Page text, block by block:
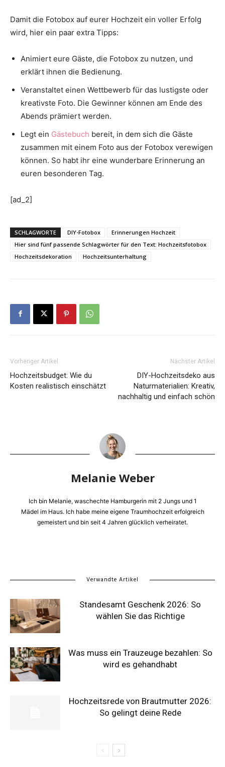
Damit die Fotobox auf eurer Hochzeit ein voller Erfolg
wird, hier ein paar extra Tipps:
Animiert eure Gäste, die Fotobox zu nutzen, und
erklärt ihnen die Bedienung.
Veranstaltet einen Wettbewerb für das lustigste oder
kreativste Foto. Die Gewinner können am Ende des
Abends prämiert werden.
Legt ein Gästebuch bereit, in dem sich die Gäste
zusammen mit einem Foto aus der Fotobox verewigen
können. So habt ihr eine wunderbare Erinnerung an
euren besonderen Tag.
[ad_2]
SCHLAGWORTE DIY-Fotobox
Erinnerungen Hochzeit
Hier sind fünf passende Schlagwörter für den Text: Hochzeitsfotobox
Hochzeitsdekoration
Hochzeitsunterhaltung
Vorheriger Artikel
Hochzeitsbudget: Wie du
Kosten realistisch einschätzt
Nächster Artikel
DIY-Hochzeitsdeko aus
Naturmaterialien: Kreativ,
nachhaltig und einfach schön
Melanie Weber
Ich bin Melanie, waschechte Hamburgerin mit 2 Jungs und 1
Mädel im Haus. Ich habe meine eigene Traumhochzeit erfolgreich
gemeistert und bin seit 4 Jahren glücklich verheiratet.
Verwandte Artikel
Standesamt Geschenk 2026: So
wählen Sie das Richtige
Was muss ein Trauzeuge bezahlen: So
wird es gehandhabt
Hochzeitsrede von Brautmutter 2026:
So gelingt deine Rede